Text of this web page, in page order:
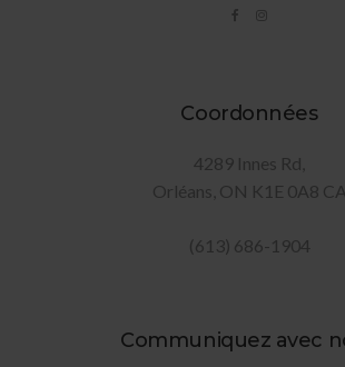
Coordonnées
4289 Innes Rd
Orléans ON K1E 0A8 CA
(613) 686-1904
Communiquez avec